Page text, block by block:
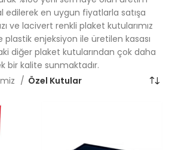
edilerek en uygun fiyatlarla satışa
ve lacivert renkli plaket kutularımız
enjeksiyon ile üretilen kasası
diğer plaket kutularından çok daha
bir kalite sunmaktadır.
Özel Kutular